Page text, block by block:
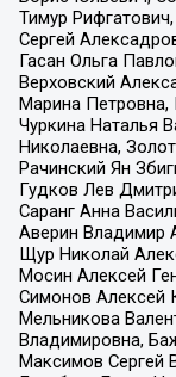
Тимур
Сергей
Гасан Ольга
Верховский
Марина Петровна,
Чуркина Наталья
Николаевна,
Рачинский Ян
Гудков Лев
Саранг Анна
Аверин Владимир
Щур Николай
Мосин Алексей
Симонов Алексей
Мельникова
Владимировна,
Максимов Сергей